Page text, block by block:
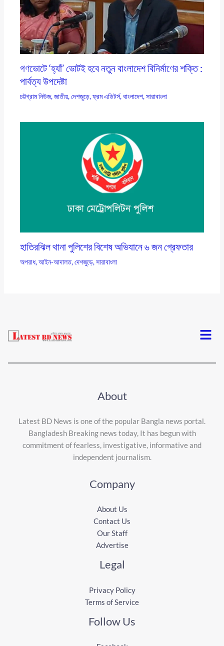
গণভোটে ‘হ্যাঁ’ ভোটই হবে নতুন বাংলাদেশ বিনির্মাণের শক্তি :
পার্বত্য উপদেষ্টা
চট্টগ্রাম নিউজ,জাতীয়,দেশজুড়ে,ফ্রম এডিটর্স,বাংলাদেশ,সারাবাংলা
হাতিরঝিল থানা পুলিশের বিশেষ অভিযানে ৬ জন গ্রেফতার
অপরাধ,আইন-আদালত,দেশজুড়ে,সারাবাংলা
Menu
About
Latest BD News is one of the popular Bangla news portal.
Bangladesh Breaking news today, It has begun with
commitment of fearless, investigative, informative and
independent journalism.
Company
About Us
Contact Us
Our Staff
Advertise
Legal
Privacy Policy
Terms of Service
Follow Us